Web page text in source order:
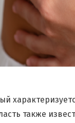
также